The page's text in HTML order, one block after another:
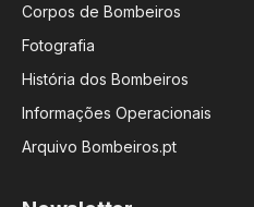
Corpos de Bombeiros
Fotografia
História dos Bombeiros
Informações Operacionais
Arquivo Bombeiros.pt